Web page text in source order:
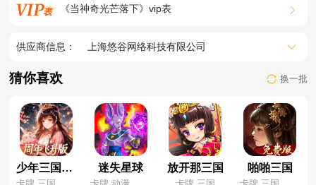
《当神奇光芒落下》vip表
供应商信息： 上海悠谷网络科技有限公司
猜你喜欢 换一批
少年三国志：零 迷失星球 放开那三国 啪啪三国